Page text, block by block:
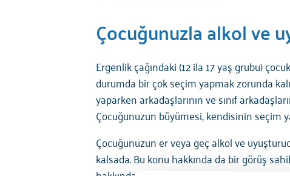
Çocuğunuzla alkol ve
Ergenlik çağındaki (12 ila 17 yaş grubu)
durumda bir çok seçim yapmak zorunda
yaparken arkadaşlarının ve sınıf
Çocuğunuzun büyümesi, kendisinin seçim
Çocuğunuzun er veya geç alkol ve
kalsada. Bu konu hakkında da bir görüş